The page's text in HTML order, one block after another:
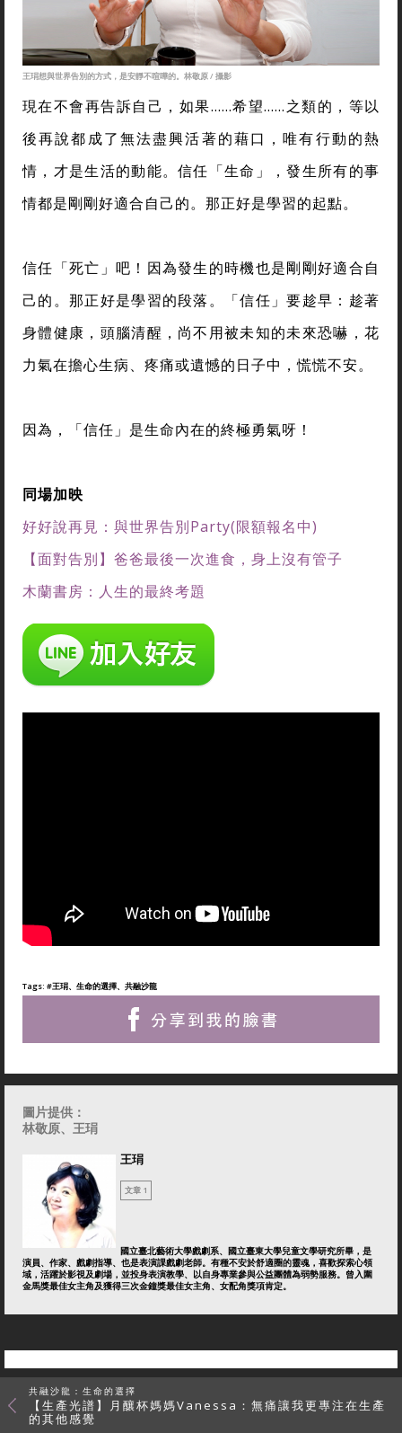
王琄想與世界告別的方式，是安靜不喧嘩的。林敬原 / 攝影
現在不會再告訴自己，如果……希望……之類的，等以
後再說都成了無法盡興活著的藉口，唯有行動的熱
情，才是生活的動能。信任「生命」，發生所有的事
情都是剛剛好適合自己的。那正好是學習的起點。
信任「死亡」吧！因為發生的時機也是剛剛好適合自
己的。那正好是學習的段落。「信任」要趁早：趁著
身體健康，頭腦清醒，尚不用被未知的未來恐嚇，花
力氣在擔心生病、疼痛或遺憾的日子中，慌慌不安。
因為，「信任」是生命內在的終極勇氣呀！
同場加映
好好說再見：與世界告別Party(限額報名中)
【面對告別】爸爸最後一次進食，身上沒有管子
木蘭書房：人生的最終考題
Tags: #王琄、生命的選擇、共融沙龍
圖片提供：
林敬原、王琄
王琄
文章 1
國立臺北藝術大學戲劇系、國立臺東大學兒童文學研究所畢，是
演員、作家、戲劇指導、也是表演課戲劇老師。有種不安於舒適圈的靈魂，喜歡探索心領
域，活躍於影視及劇場，並投身表演教學、以自身專業參與公益團體為弱勢服務。曾入圍
金馬獎最佳女主角及獲得三次金鐘獎最佳女主角、女配角獎項肯定。
共融沙龍：生命的選擇
【生產光譜】月釀杯媽媽Vanessa：無痛讓我更專注在生產
的其他感覺